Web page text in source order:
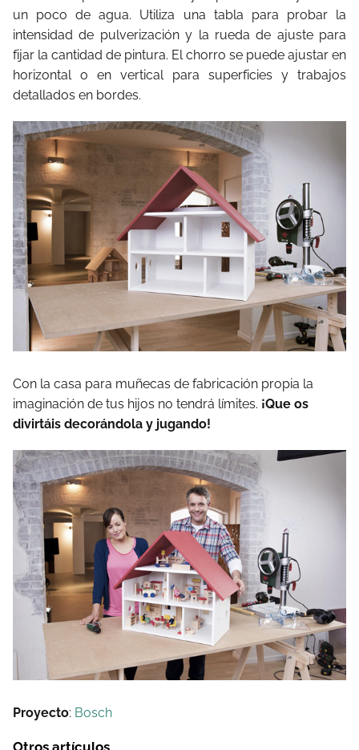
un poco de agua. Utiliza una tabla para probar la
intensidad de pulverización y la rueda de ajuste para
fijar la cantidad de pintura. El chorro se puede ajustar en
horizontal o en vertical para superficies y trabajos
detallados en bordes.
Con la casa para muñecas de fabricación propia la
imaginación de tus hijos no tendrá límites. ¡Que os
divirtáis decorándola y jugando!
Proyecto: Bosch